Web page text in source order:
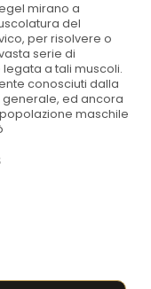
mirano a
del
per risolvere o
serie di
a tali muscoli.
conosciuti dalla
ed ancora
maschile